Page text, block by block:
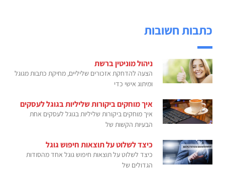
כתבות חשובות
ניהול מוניטין ברשת
הצעה להדחקת אזכורים שליליים, מחיקת כתבות מגוגל
ומיתוג אישי כדי
איך מוחקים ביקורות שליליות בגוגל לעסקים
איך מוחקים ביקורות שליליות בגוגל לעסקים אחת
הבעיות הקשות של
כיצד לשלוט על תוצאות חיפוש גוגל
כיצד לשלוט על תוצאות חיפוש גוגל אחד מהסודות
הגדולים של